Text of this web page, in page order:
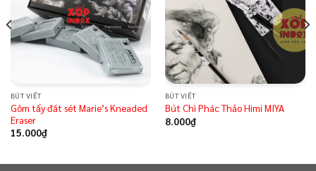
BÚT VIẾT
Gôm tẩy đất sét Marie’s Kneaded
Eraser
15.000₫
BÚT VIẾT
Bút Chì Phác Thảo Himi MIYA
8.000₫